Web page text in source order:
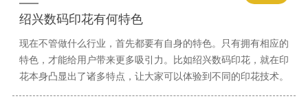
绍兴数码印花有何特色
现在不管做什么行业，首先都要有自身的特色。只有拥有相应的
特色，才能给用户带来更多吸引力。比如绍兴数码印花，就在印
花本身凸显出了诸多特点，让大家可以体验到不同的印花技术。